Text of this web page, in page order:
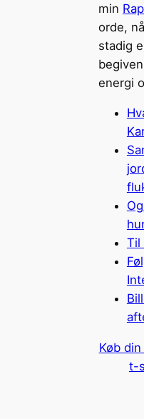
min
orde,
stadig
energi
Til
Køb
t-